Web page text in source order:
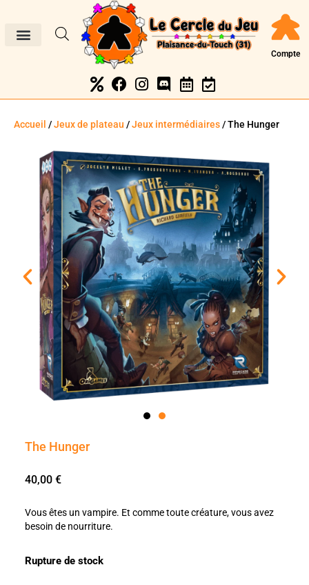
Compte
Accueil /Jeux de plateau /Jeux intermédiaires/ The Hunger
The Hunger
40,00 €
Vous êtes un vampire. Et comme toute créature, vous avez
besoin de nourriture.
Rupture de stock